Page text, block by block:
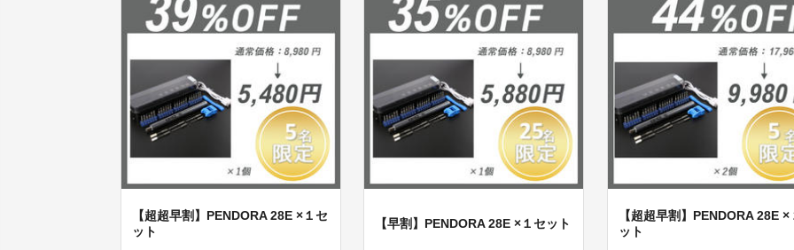
【超超早割】PENDORA 28E ×１セ
ット
【早割】PENDORA 28E ×１セット
【超超早割】PENDORA 28E ×
ット